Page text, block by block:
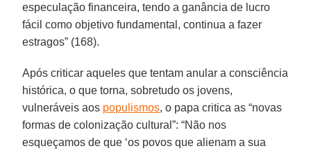
especulação financeira, tendo a ganância de lucro
fácil como objetivo fundamental, continua a fazer
estragos” (168).
Após criticar aqueles que tentam anular a consciência
histórica, o que torna, sobretudo os jovens,
vulneráveis aos populismos, o papa critica as “novas
formas de colonização cultural”: “Não nos
esqueçamos de que ‘os povos que alienam a sua